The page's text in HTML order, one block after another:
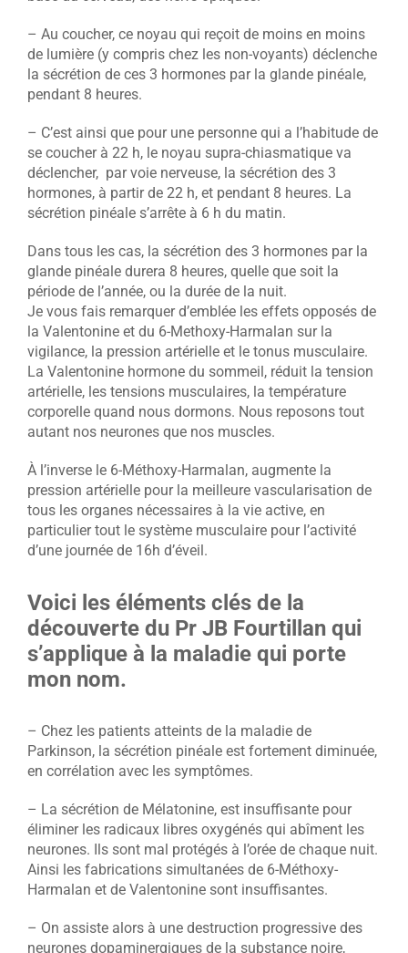
– Au coucher, ce noyau qui reçoit de moins en moins
de lumière (y compris chez les non-voyants) déclenche
la sécrétion de ces 3 hormones par la glande pinéale,
pendant 8 heures.
– C’est ainsi que pour une personne qui a l’habitude de
se coucher à 22 h, le noyau supra-chiasmatique va
déclencher, par voie nerveuse, la sécrétion des 3
hormones, à partir de 22 h, et pendant 8 heures. La
sécrétion pinéale s’arrête à 6 h du matin.
Dans tous les cas, la sécrétion des 3 hormones par la
glande pinéale durera 8 heures, quelle que soit la
période de l’année, ou la durée de la nuit.
Je vous fais remarquer d’emblée les effets opposés de
la Valentonine et du 6-Methoxy-Harmalan sur la
vigilance, la pression artérielle et le tonus musculaire.
La Valentonine hormone du sommeil, réduit la tension
artérielle, les tensions musculaires, la température
corporelle quand nous dormons. Nous reposons tout
autant nos neurones que nos muscles.
À l’inverse le 6-Méthoxy-Harmalan, augmente la
pression artérielle pour la meilleure vascularisation de
tous les organes nécessaires à la vie active, en
particulier tout le système musculaire pour l’activité
d’une journée de 16h d’éveil.
Voici les éléments clés de la
découverte du Pr JB Fourtillan qui
s’applique à la maladie qui porte
mon nom.
– Chez les patients atteints de la maladie de
Parkinson, la sécrétion pinéale est fortement diminuée,
en corrélation avec les symptômes.
– La sécrétion de Mélatonine, est insuffisante pour
éliminer les radicaux libres oxygénés qui abîment les
neurones. Ils sont mal protégés à l’orée de chaque nuit.
Ainsi les fabrications simultanées de 6-Méthoxy-
Harmalan et de Valentonine sont insuffisantes.
– On assiste alors à une destruction progressive des
neurones dopaminergiques de la substance noire,